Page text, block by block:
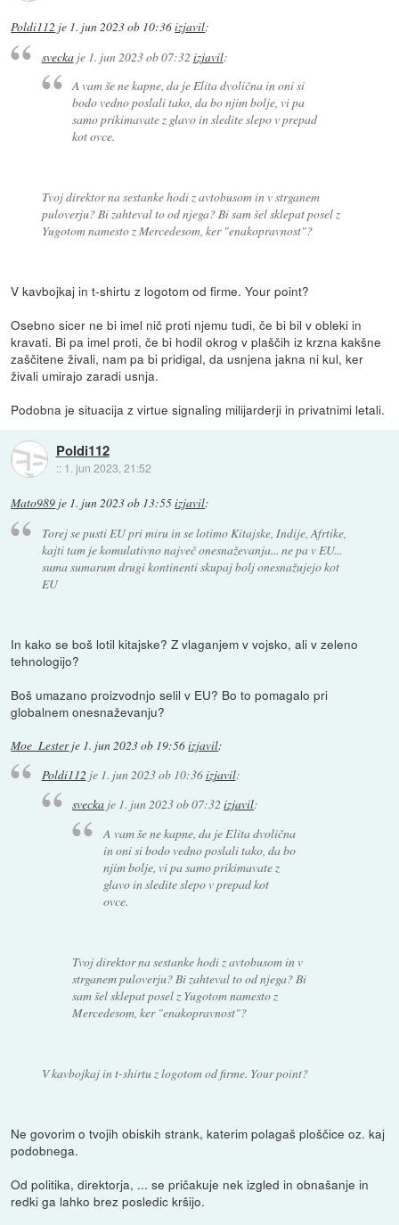
Poldi112 je 1. jun 2023 ob 10:36izjavil:
sveckaje 1. jun 2023 ob 07:32 izjavil:
A vam še ne kapne, da je Elita dvolična in oni si
bodo vedno poslali tako, da bo njim bolje, vi pa
samo prikimavate z glavo in sledite slepo v prepad
kot ovce.
Tvoj direktor na sestanke hodi z avtobusom in v strganem
puloverju? Bi zahteval to od njega? Bi sam šel sklepat posel z
Yugotom namesto z Mercedesom, ker "enakopravnost"?
V kavbojkaj in t-shirtu z logotom od firme. Your point?
Osebno sicer ne bi imel nič proti njemu tudi, če bi bil v obleki in
kravati. Bi pa imel proti, če bi hodil okrog v plaščih iz krzna kakšne
zaščitene živali, nam pa bi pridigal, da usnjena jakna ni kul, ker
živali umirajo zaradi usnja.
Podobna je situacija z virtue signaling milijarderji in privatnimi letali.
Poldi112
:: 1. jun 2023, 21:52
Mato989 je 1. jun 2023 ob 13:55izjavil:
Torej se pusti EU pri miru in se lotimo Kitajske, Indije, Afrtike,
kajti tam je komulativno največ onesnaževanja... ne pa v EU...
suma sumarum drugi kontinenti skupaj bolj onesnažujejo kot
EU
In kako se boš lotil kitajske? Z vlaganjem v vojsko, ali v zeleno
tehnologijo?
Boš umazano proizvodnjo selil v EU? Bo to pomagalo pri
globalnem onesnaževanju?
Moe_Lesterje 1. jun 2023 ob 19:56izjavil:
Poldi112je 1. jun 2023 ob 10:36izjavil:
svecka je 1. jun 2023 ob 07:32izjavil:
A vam še ne kapne, da je Elita dvolična
in oni si bodo vedno poslali tako, da bo
njim bolje, vi pa samo prikimavate z
glavo in sledite slepo v prepad kot
ovce.
Tvoj direktor na sestanke hodi z avtobusom in v
strganem puloverju? Bi zahteval to od njega? Bi
sam šel sklepat posel z Yugotom namesto z
Mercedesom, ker "enakopravnost"?
V kavbojkaj in t-shirtu z logotom od firme. Your point?
Ne govorim o tvojih obiskih strank, katerim polagaš ploščice oz. kaj
podobnega.
Od politika, direktorja, ... se pričakuje nek izgled in obnašanje in
redki ga lahko brez posledic kršijo.